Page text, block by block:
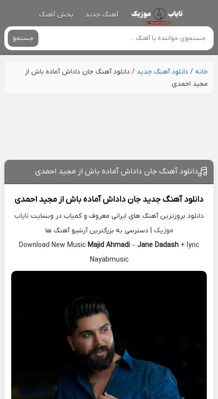
آهنگ جدید پخش آهنگ
جستجو
خانه/ دانلود آهنگ جدید / دانلود آهنگ جان داداش آماده باش از
مجید احمدی
دانلود آهنگ جان داداش آماده باش از مجید احمدی
دانلود آهنگ جدید جان داداش آماده باش ازمجید احمدی
دانلود بروزترین آهنگ های ایرانی معروف و کمیاب در وبسایت نایاب
موزیک | دسترسی به بزرگترین آرشیو آهنگ ها
Download New Music Majid Ahmadi – Jane Dadash + lyric
Nayabmusic